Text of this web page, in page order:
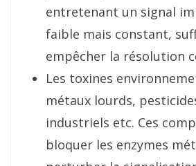
entretenant un signal
faible mais constant,
empêcher la résolution
Les toxines
métaux lourds,
industriels etc. Ces
bloquer les enzymes